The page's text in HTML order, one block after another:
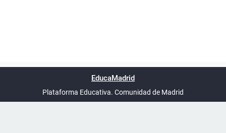
UTC+02:00
phpBB España
EducaMadrid
Plataforma Educativa. Comunidad de Madrid